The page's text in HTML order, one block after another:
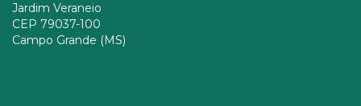
Jardim Veraneio
CEP 79037-100
Campo Grande (MS)